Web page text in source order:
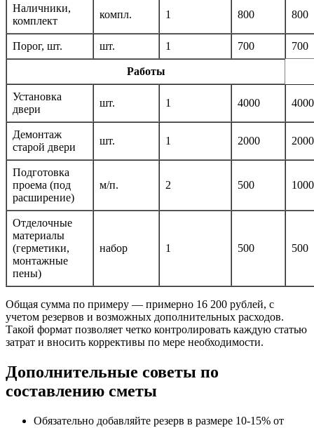
Наличники,
комплект
компл. 1 800 800
Порог, шт. шт. 1 700 700
Работы
Установка
двери
шт. 1 4000 4000
Демонтаж
старой двери
шт. 1 2000 2000
Подготовка
проема (под
расширение)
м/п. 2 500 1000
Отделочные
материалы
(герметики,
монтажные
пены)
набор 1 500 500
Общая сумма по примеру — примерно 16 200 рублей, с
учетом резервов и возможных дополнительных расходов.
Такой формат позволяет четко контролировать каждую статью
затрат и вносить коррективы по мере необходимости.
Дополнительные советы по
составлению сметы
Обязательно добавляйте резерв в размере 10-15% от